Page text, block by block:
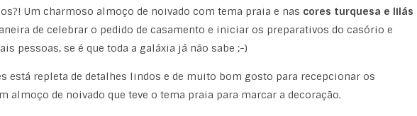
Um charmoso almoço de noivado com tema praia e nas cores turquesa e lilás
de celebrar o pedido de casamento e iniciar os preparativos do casório e
pessoas, se é que toda a galáxia já não sabe ;-)
está repleta de detalhes lindos e de muito bom gosto para recepcionar os
almoço de noivado que teve o tema praia para marcar a decoração.